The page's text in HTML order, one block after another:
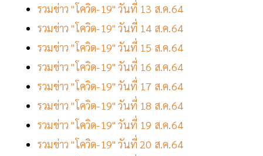
รวมข่าว "โควิด-19" วันที่ 13 ส.ค.64
รวมข่าว "โควิด-19" วันที่ 14 ส.ค.64
รวมข่าว "โควิด-19" วันที่ 15 ส.ค.64
รวมข่าว "โควิด-19" วันที่ 16 ส.ค.64
รวมข่าว "โควิด-19" วันที่ 17 ส.ค.64
รวมข่าว "โควิด-19" วันที่ 18 ส.ค.64
รวมข่าว "โควิด-19" วันที่ 19 ส.ค.64
รวมข่าว "โควิด-19" วันที่ 20 ส.ค.64